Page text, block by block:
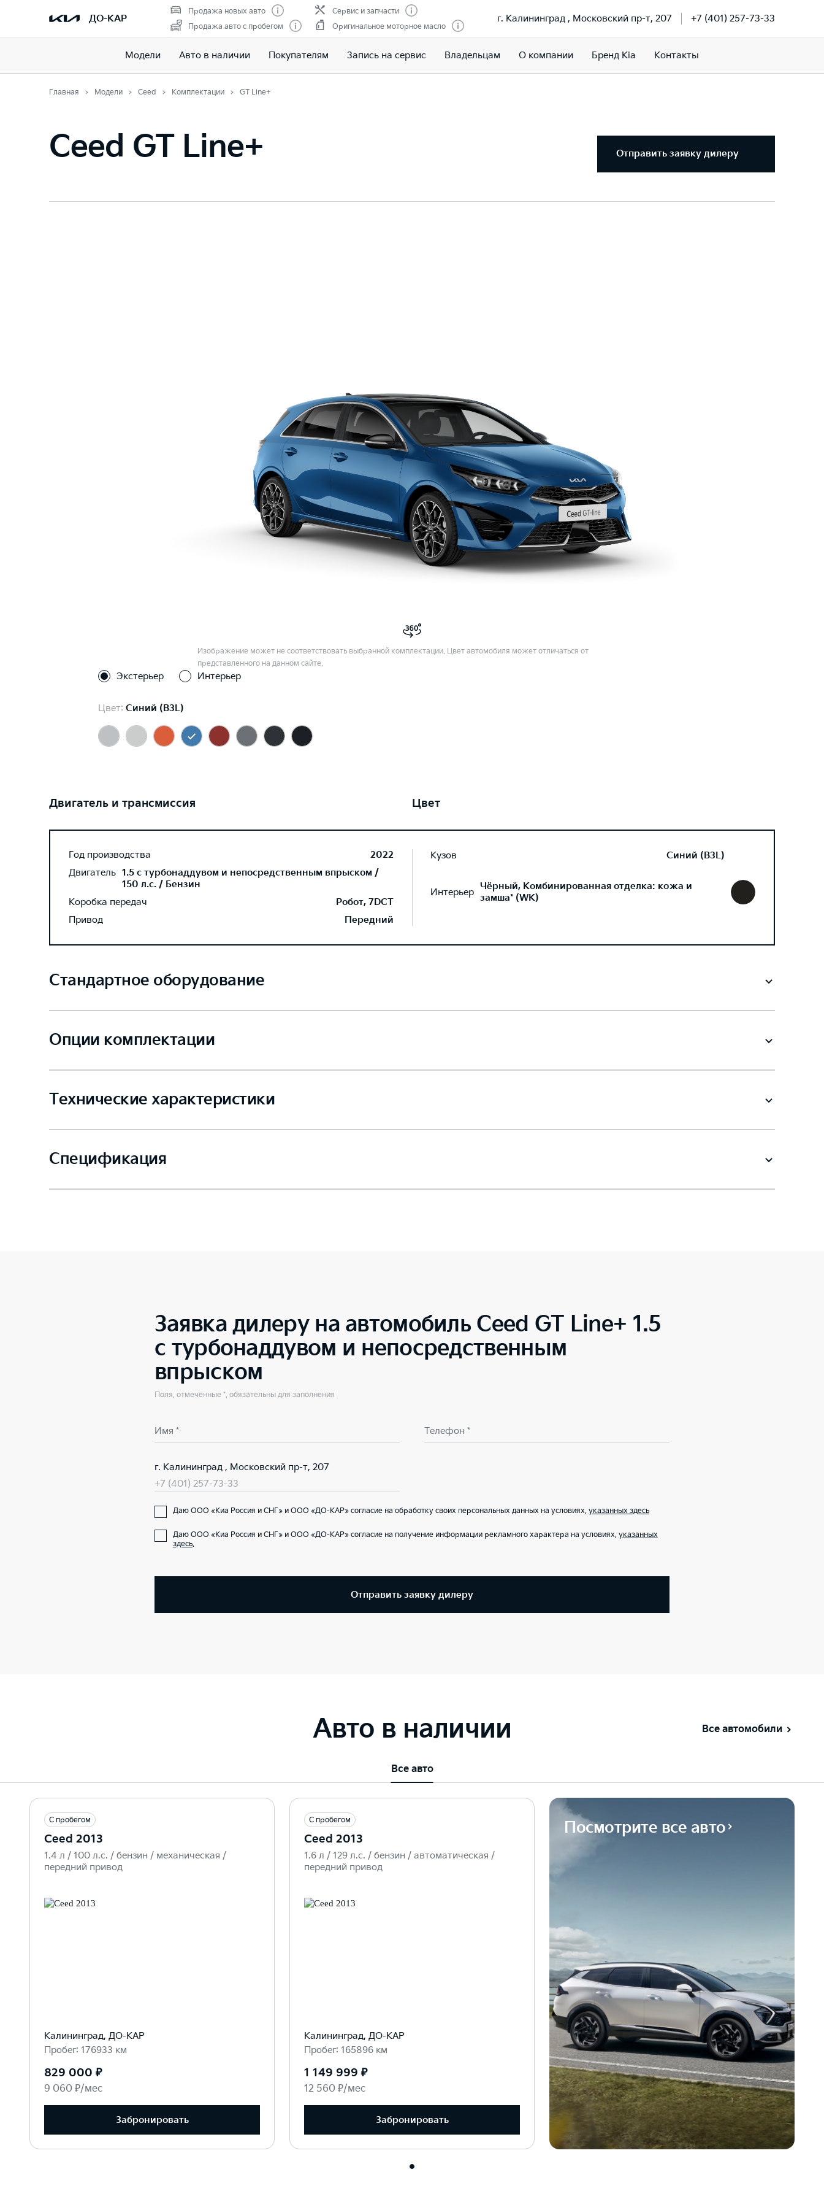
ДО-КАР
Продажа новых авто
Продажа авто с пробегом
Сервис и запчасти
Оригинальное моторное масло
г. Калининград , Московский пр-т, 207 +7 (401) 257-73-33
Модели Авто в наличии Покупателям Запись на сервис Владельцам О компании Бренд Kia Контакты
Главная Модели Ceed Комплектации GT Line+
Ceed GT Line+ Отправить заявку дилеру
Изображение может не соответствовать выбранной комплектации. Цвет автомобиля может отличаться от
представленного на данном сайте.
Экстерьер Интерьер
Цвет: Синий (B3L)
Двигатель и трансмиссия
Год производства
2022
Двигатель 1.5 с турбонаддувом и непосредственным впрыском /
150 л.с. / Бензин
Коробка передач
Робот, 7DCT
Привод
Передний
Цвет
Кузов Синий (B3L)
Интерьер Чёрный, Комбинированная отделка: кожа и
замша* (WK)
Стандартное оборудование
Опции комплектации
Технические характеристики
Спецификация
Заявка дилеру на автомобиль Ceed GT Line+ 1.5
с турбонаддувом и непосредственным
впрыском
Поля, отмеченные *, обязательны для заполнения
Имя * Телефон *
г. Калининград , Московский пр-т, 207
+7 (401) 257-73-33
Даю ООО «Киа Россия и СНГ» и ООО «ДО-КАР» согласие на обработку своих персональных данных на условиях, указанных здесь
Даю ООО «Киа Россия и СНГ» и ООО «ДО-КАР» согласие на получение информации рекламного характера на условиях, указанных
здесь.
Отправить заявку дилеру
Авто в наличии Все автомобили
Все авто
С пробегом
Ceed 2013
1.4 л / 100 л.c. / бензин / механическая /
передний привод
Калининград, ДО-КАР
Пробег: 176933 км
829 000 ₽
9 060 ₽/мес
Забронировать
С пробегом
Ceed 2013
1.6 л / 129 л.c. / бензин / автоматическая /
передний привод
Калининград, ДО-КАР
Пробег: 165896 км
1 149 999 ₽
12 560 ₽/мес
Забронировать
Посмотрите все авто